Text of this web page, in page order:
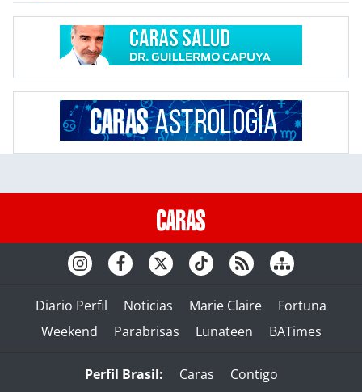
Diario Perfil Noticias Marie Claire
Fortuna
Weekend
Parabrisas Lunateen BATimes
Perfil Brasil: Caras
Contigo